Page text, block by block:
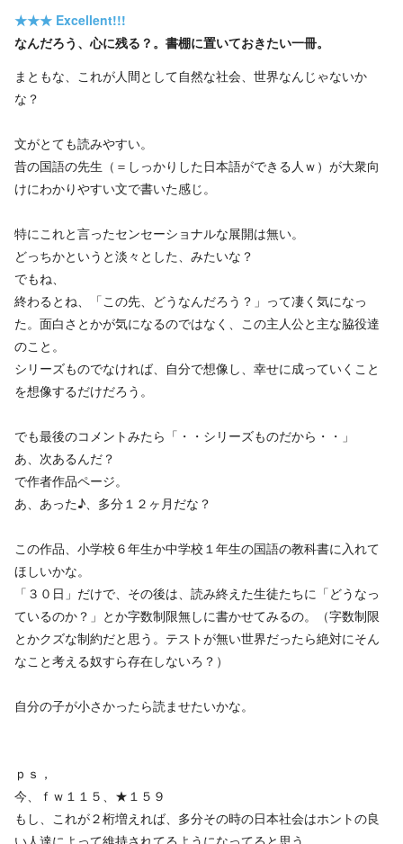
★★★ Excellent!!!
なんだろう、心に残る？。書棚に置いておきたい一冊。
まともな、これが人間として自然な社会、世界なんじゃないか
な？
文がとても読みやすい。
昔の国語の先生（＝しっかりした日本語ができる人ｗ）が大衆向
けにわかりやすい文で書いた感じ。
特にこれと言ったセンセーショナルな展開は無い。
どっちかというと淡々とした、みたいな？
でもね、
終わるとね、「この先、どうなんだろう？」って凄く気になっ
た。面白さとかが気になるのではなく、この主人公と主な脇役達
のこと。
シリーズものでなければ、自分で想像し、幸せに成っていくこと
を想像するだけだろう。
でも最後のコメントみたら「・・シリーズものだから・・」
あ、次あるんだ？
で作者作品ページ。
あ、あった♪、多分１２ヶ月だな？
この作品、小学校６年生か中学校１年生の国語の教科書に入れて
ほしいかな。
「３０日」だけで、その後は、読み終えた生徒たちに「どうなっ
ているのか？」とか字数制限無しに書かせてみるの。（字数制限
とかクズな制約だと思う。テストが無い世界だったら絶対にそん
なこと考える奴すら存在しないろ？）
自分の子が小さかったら読ませたいかな。
ｐｓ，
今、ｆｗ１１５、★１５９
もし、これが２桁増えれば、多分その時の日本社会はホントの良
い人達によって維持されてるようになってると思う。